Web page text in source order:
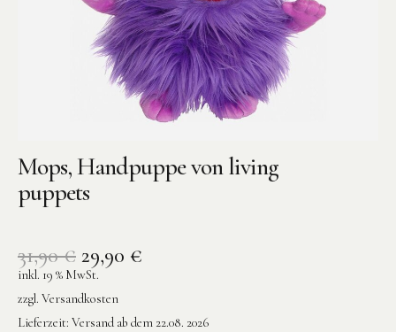
Mops, Handpuppe von living
puppets
31,90€ 29,90 €
inkl. 19 % MwSt.
zzgl. Versandkosten
Lieferzeit: Versand ab dem 22.08. 2026